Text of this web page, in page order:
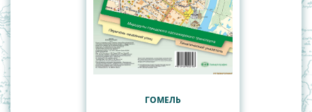
ГОМЕЛЬ